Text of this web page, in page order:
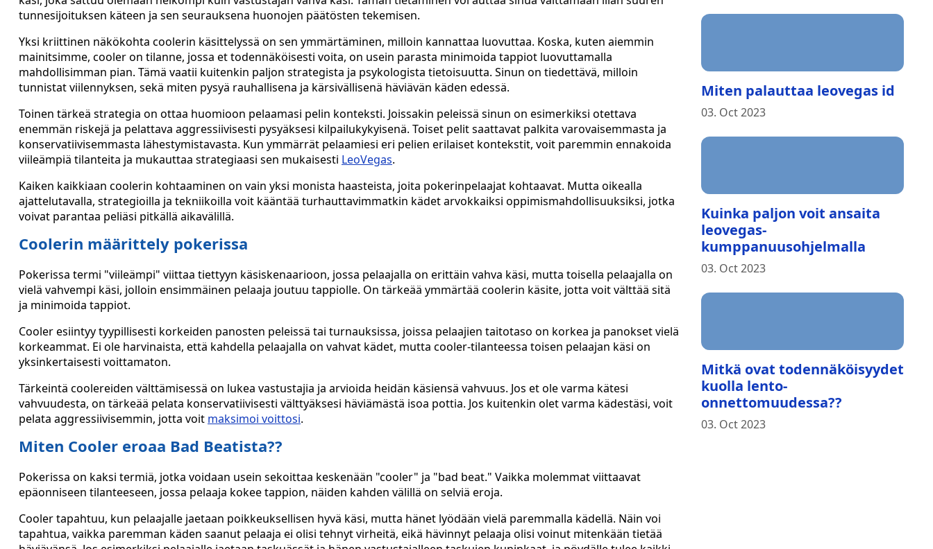
tunnesijoituksen käteen ja sen seurauksena huonojen päätösten tekemisen.
Yksi kriittinen näkökohta coolerin käsittelyssä on sen ymmärtäminen, milloin kannattaa luovuttaa. Koska, kuten aiemmin
mainitsimme, cooler on tilanne, jossa et todennäköisesti voita, on usein parasta minimoida tappiot luovuttamalla
mahdollisimman pian. Tämä vaatii kuitenkin paljon strategista ja psykologista tietoisuutta. Sinun on tiedettävä, milloin
tunnistat viilennyksen, sekä miten pysyä rauhallisena ja kärsivällisenä häviävän käden edessä.
Toinen tärkeä strategia on ottaa huomioon pelaamasi pelin konteksti. Joissakin peleissä sinun on esimerkiksi otettava
enemmän riskejä ja pelattava aggressiivisesti pysyäksesi kilpailukykyisenä. Toiset pelit saattavat palkita varovaisemmasta ja
konservatiivisemmasta lähestymistavasta. Kun ymmärrät pelaamiesi eri pelien erilaiset kontekstit, voit paremmin ennakoida
viileämpiä tilanteita ja mukauttaa strategiaasi sen mukaisesti LeoVegas.
Kaiken kaikkiaan coolerin kohtaaminen on vain yksi monista haasteista, joita pokerinpelaajat kohtaavat. Mutta oikealla
ajattelutavalla, strategioilla ja tekniikoilla voit kääntää turhauttavimmatkin kädet arvokkaiksi oppimismahdollisuuksiksi, jotka
voivat parantaa peliäsi pitkällä aikavälillä.
Coolerin määrittely pokerissa
Pokerissa termi "viileämpi" viittaa tiettyyn käsiskenaarioon, jossa pelaajalla on erittäin vahva käsi, mutta toisella pelaajalla on
vielä vahvempi käsi, jolloin ensimmäinen pelaaja joutuu tappiolle. On tärkeää ymmärtää coolerin käsite, jotta voit välttää sitä
ja minimoida tappiot.
Cooler esiintyy tyypillisesti korkeiden panosten peleissä tai turnauksissa, joissa pelaajien taitotaso on korkea ja panokset vielä
korkeammat. Ei ole harvinaista, että kahdella pelaajalla on vahvat kädet, mutta cooler-tilanteessa toisen pelaajan käsi on
yksinkertaisesti voittamaton.
Tärkeintä coolereiden välttämisessä on lukea vastustajia ja arvioida heidän käsiensä vahvuus. Jos et ole varma kätesi
vahvuudesta, on tärkeää pelata konservatiivisesti välttyäksesi häviämästä isoa pottia. Jos kuitenkin olet varma kädestäsi, voit
pelata aggressiivisemmin, jotta voit maksimoi voittosi.
Miten Cooler eroaa Bad Beatista??
Pokerissa on kaksi termiä, jotka voidaan usein sekoittaa keskenään "cooler" ja "bad beat." Vaikka molemmat viittaavat
epäonniseen tilanteeseen, jossa pelaaja kokee tappion, näiden kahden välillä on selviä eroja.
Cooler tapahtuu, kun pelaajalle jaetaan poikkeuksellisen hyvä käsi, mutta hänet lyödään vielä paremmalla kädellä. Näin voi
tapahtua, vaikka paremman käden saanut pelaaja ei olisi tehnyt virheitä, eikä hävinnyt pelaaja olisi voinut mitenkään tietää
Miten palauttaa leovegas id
03. Oct 2023
Kuinka paljon voit ansaita
leovegas-
kumppanuusohjelmalla
03. Oct 2023
Mitkä ovat todennäköisyydet
kuolla lento-
onnettomuudessa??
03. Oct 2023